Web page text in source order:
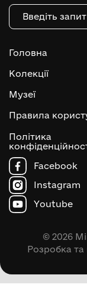
Головна
Колекції
Музеї
Правила
Політика
Facebook
Instagram
Youtube
© 2026
Розробка